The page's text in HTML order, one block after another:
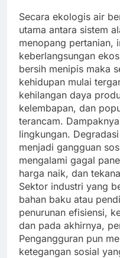
Secara ekologis air
utama antara sistem
menopang pertanian,
keberlangsungan
bersih menipis maka
kehidupan mulai
kehilangan daya
kelembapan, dan
terancam.
lingkungan.
menjadi gangguan
mengalami gagal
harga naik, dan
Sektor industri yang
bahan baku atau
penurunan efisiensi,
dan pada akhirnya,
Pengangguran pun
ketegangan sosial